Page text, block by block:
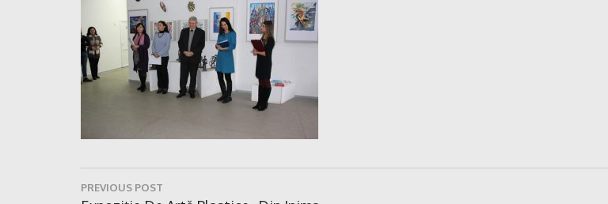
Navigare
PREVIOUS POST